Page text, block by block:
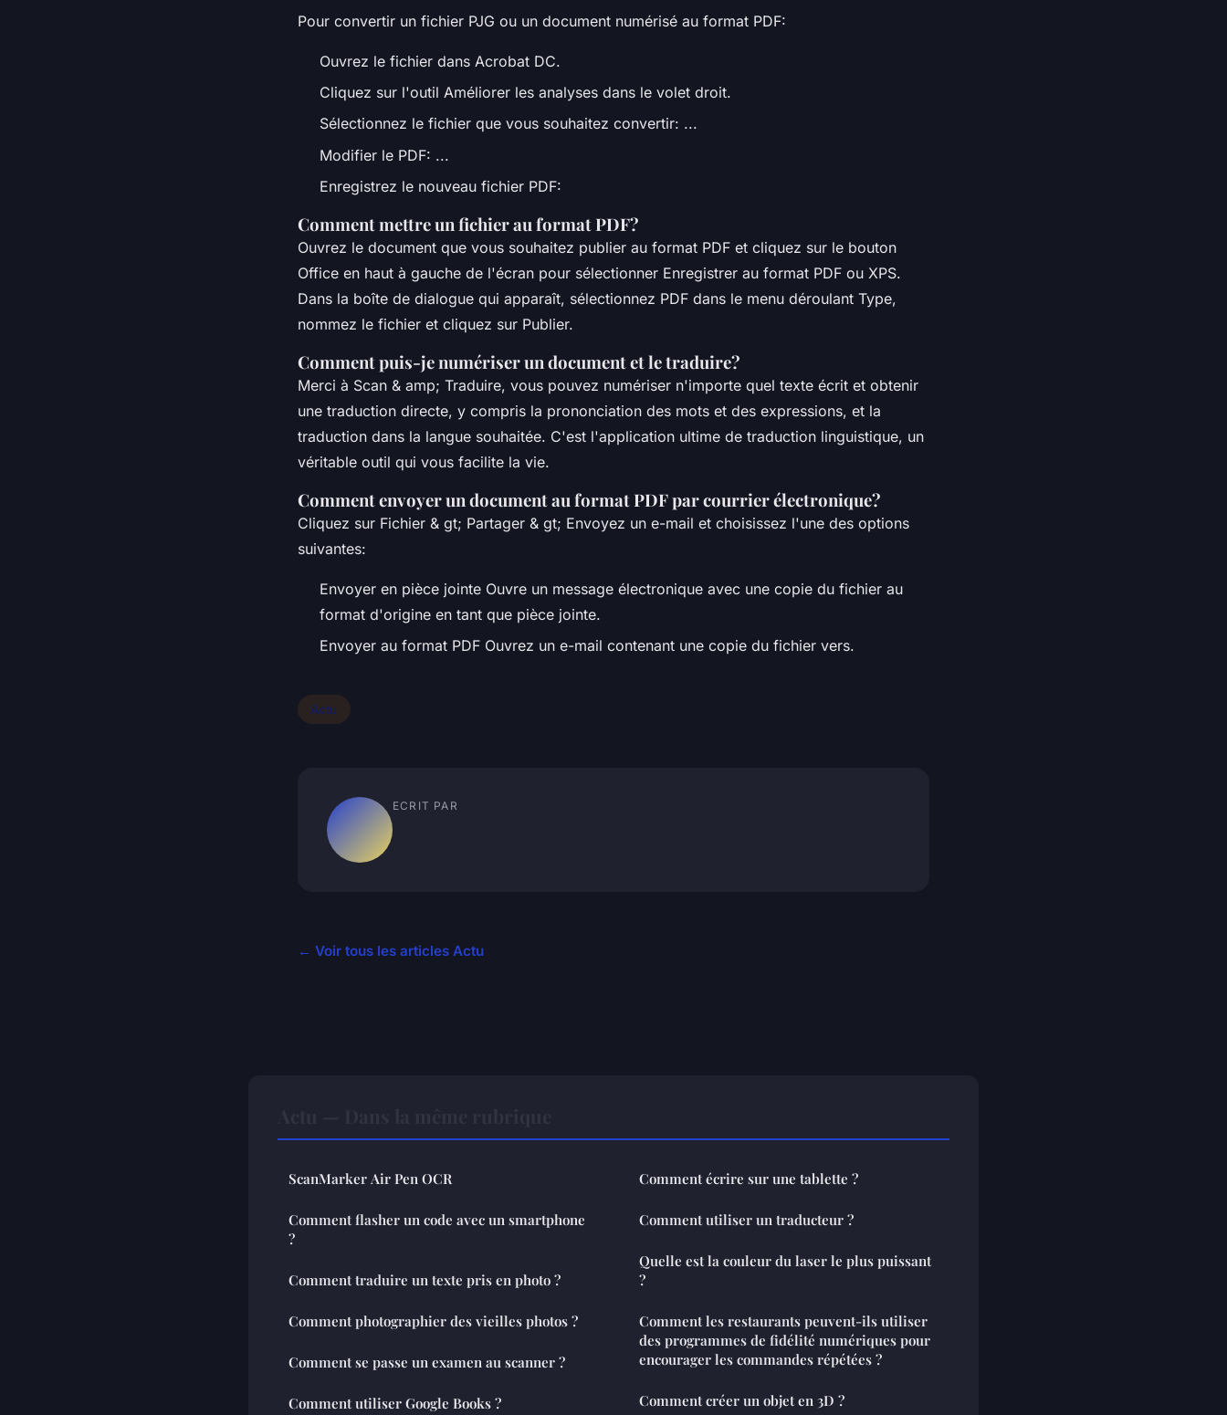
Pour convertir un fichier PJG ou un document numérisé au format PDF:
Ouvrez le fichier dans Acrobat DC.
Cliquez sur l'outil Améliorer les analyses dans le volet droit.
Sélectionnez le fichier que vous souhaitez convertir: ...
Modifier le PDF: ...
Enregistrez le nouveau fichier PDF:
Comment mettre un fichier au format PDF?
Ouvrez le document que vous souhaitez publier au format PDF et cliquez sur le bouton
Office en haut à gauche de l'écran pour sélectionner Enregistrer au format PDF ou XPS.
Dans la boîte de dialogue qui apparaît, sélectionnez PDF dans le menu déroulant Type,
nommez le fichier et cliquez sur Publier.
Comment puis-je numériser un document et le traduire?
Merci à Scan & amp; Traduire, vous pouvez numériser n'importe quel texte écrit et obtenir
une traduction directe, y compris la prononciation des mots et des expressions, et la
traduction dans la langue souhaitée. C'est l'application ultime de traduction linguistique, un
véritable outil qui vous facilite la vie.
Comment envoyer un document au format PDF par courrier électronique?
Cliquez sur Fichier & gt; Partager & gt; Envoyez un e-mail et choisissez l'une des options
suivantes:
Envoyer en pièce jointe Ouvre un message électronique avec une copie du fichier au
format d'origine en tant que pièce jointe.
Envoyer au format PDF Ouvrez un e-mail contenant une copie du fichier vers.
Actu
ECRIT PAR
← Voir tous les articles Actu
ScanMarker Air Pen OCR
Comment flasher un code avec un smartphone
?
Comment traduire un texte pris en photo ?
Comment photographier des vieilles photos ?
Comment se passe un examen au scanner ?
Comment utiliser Google Books ?
Comment écrire sur une tablette ?
Comment utiliser un traducteur ?
Quelle est la couleur du laser le plus puissant
?
Comment les restaurants peuvent-ils utiliser
des programmes de fidélité numériques pour
encourager les commandes répétées ?
Comment créer un objet en 3D ?